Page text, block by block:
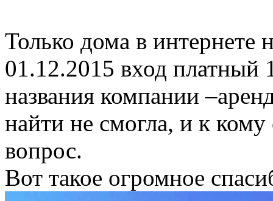
Только дома в интернете
01.12.2015 вход платный
названия компании
найти не смогла, и к
вопрос.
Вот такое огромное